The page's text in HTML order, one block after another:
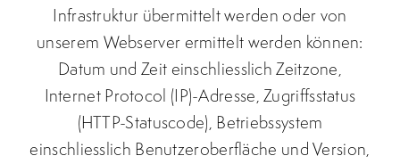
Infrastruktur übermittelt werden oder von
unserem Webserver ermittelt werden können:
Datum und Zeit einschliesslich Zeitzone,
Internet Protocol (IP)-Adresse, Zugriffsstatus
(HTTP-Statuscode), Betriebssystem
einschliesslich Benutzeroberfläche und Version,